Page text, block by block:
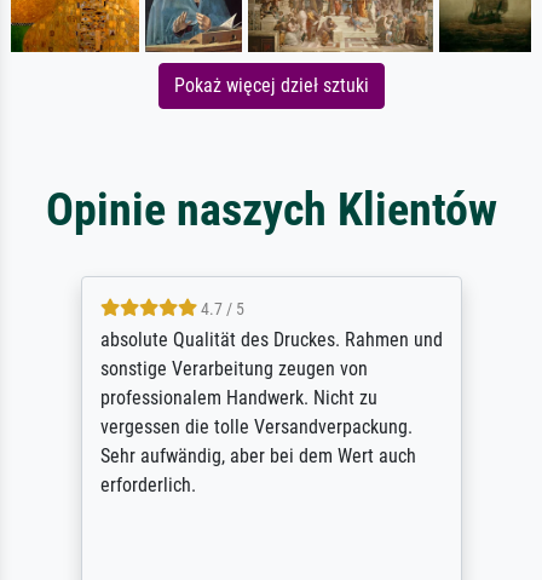
Pokaż więcej dzieł sztuki
Opinie naszych Klientów
4.7 / 5
absolute Qualität des Druckes. Rahmen und
sonstige Verarbeitung zeugen von
professionalem Handwerk. Nicht zu
vergessen die tolle Versandverpackung.
Sehr aufwändig, aber bei dem Wert auch
erforderlich.